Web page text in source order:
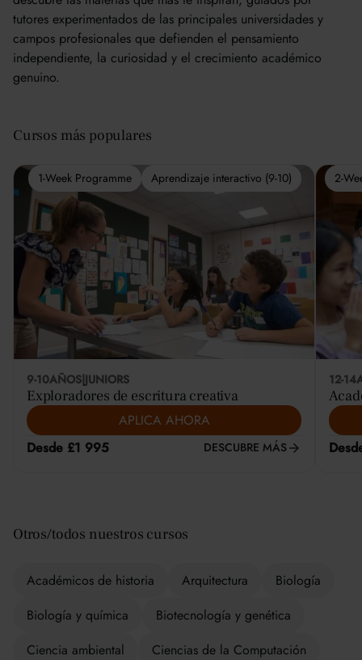
tutores experimentados de las principales universidades y
campos profesionales que defienden el pensamiento
independiente, la curiosidad y el crecimiento académico
genuino.
Cursos más populares
9-10AÑOS JUNIORS
Exploradores de escritura creativa
APLICA AHORA
Desde £1 995
DESCUBRE MÁS
1-Week Programme Aprendizaje interactivo (9-10)
12-14
2-
Otros/todos nuestros cursos
Académicos de historia Arquitectura
Biología
Biología y química
Biotecnología y genética
Ciencia ambiental
Ciencias de la Computación